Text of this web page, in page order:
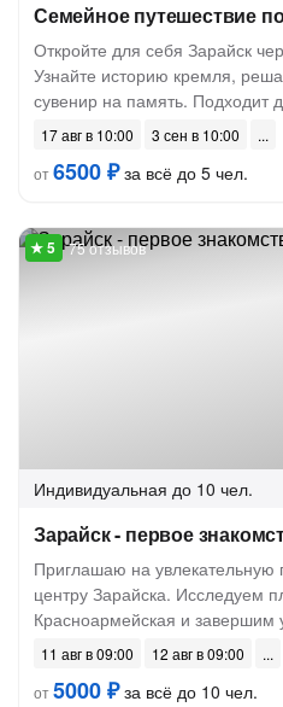
Семейное путешествие
Откройте для себя Зарайск
Узнайте историю кремля,
сувенир на память. Подходит
17 авг в 10:00
3 сен в 10:00
от6500 ₽за всё до 5 чел.
75 отзывов
Индивидуальная до 10 чел.
Зарайск - первое
Приглашаю на увлекательную
центру Зарайска. Исследуем
Красноармейская и
11 авг в 09:00
12 авг в 09:00
от5000 ₽за всё до 10 чел.